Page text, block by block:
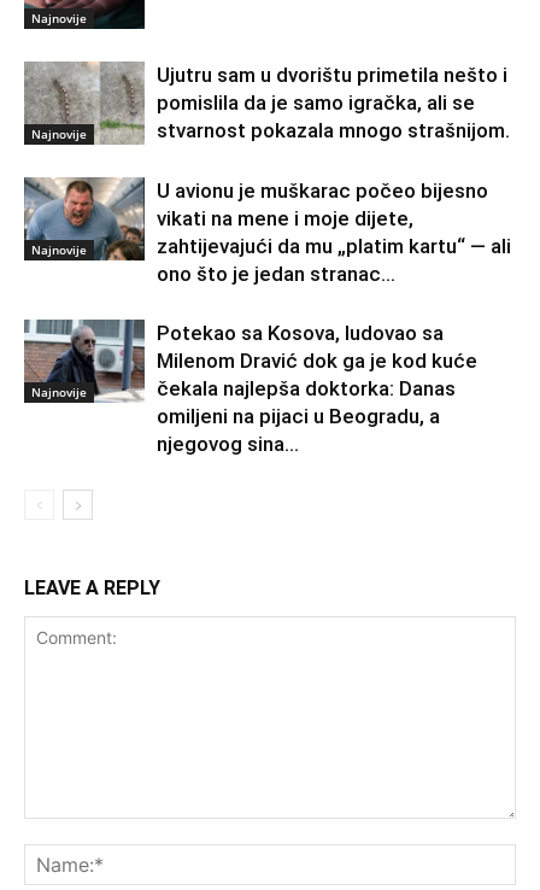
Najnovije
Najnovije
Ujutru sam u dvorištu primetila nešto i
pomislila da je samo igračka, ali se
stvarnost pokazala mnogo strašnijom.
Najnovije
U avionu je muškarac počeo bijesno
vikati na mene i moje dijete,
zahtijevajući da mu „platim kartu“ — ali
ono što je jedan stranac...
Najnovije
Potekao sa Kosova, ludovao sa
Milenom Dravić dok ga je kod kuće
čekala najlepša doktorka: Danas
omiljeni na pijaci u Beogradu, a
njegovog sina...
LEAVE A REPLY